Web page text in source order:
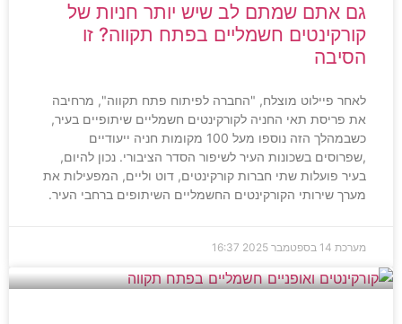
גם אתם שמתם לב שיש יותר חניות של
קורקינטים חשמליים בפתח תקווה? זו
הסיבה
לאחר פיילוט מוצלח, "החברה לפיתוח פתח תקווה", מרחיבה
את פריסת תאי החניה לקורקינטים חשמליים שיתופיים בעיר,
כשבמהלך הזה נוספו מעל 100 מקומות חניה ייעודיים
,שפרוסים בשכונות העיר לשיפור הסדר הציבורי. נכון להיום,
בעיר פועלות שתי חברות קורקינטים, דוט וליים, המפעילות את
מערך שירותי הקורקינטים החשמליים השיתופים ברחבי העיר.
מערכת 14 בספטמבר 2025 16:37